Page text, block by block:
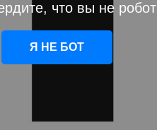
что вы не робот
Я НЕ БОТ